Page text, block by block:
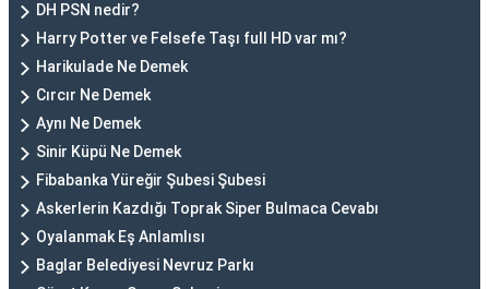
DH PSN nedir?
Harry Potter ve Felsefe Taşı full HD var mı?
Harikulade Ne Demek
Cırcır Ne Demek
Aynı Ne Demek
Sinir Küpü Ne Demek
Fibabanka Yüreğir Şubesi Şubesi
Askerlerin Kazdığı Toprak Siper Bulmaca Cevabı
Oyalanmak Eş Anlamlısı
Baglar Belediyesi Nevruz Parkı